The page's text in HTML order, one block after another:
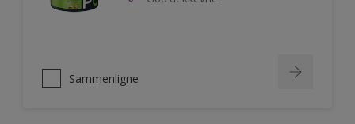
Sammenligne